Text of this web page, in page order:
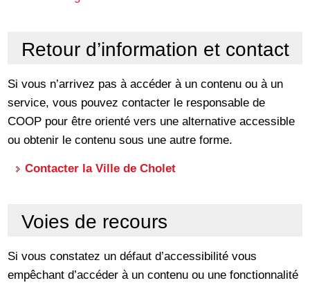
Retour d’information et contact
Si vous n’arrivez pas à accéder à un contenu ou à un
service, vous pouvez contacter le responsable de
COOP pour être orienté vers une alternative accessible
ou obtenir le contenu sous une autre forme.
Contacter la Ville de Cholet
Voies de recours
Si vous constatez un défaut d’accessibilité vous
empêchant d’accéder à un contenu ou une fonctionnalité